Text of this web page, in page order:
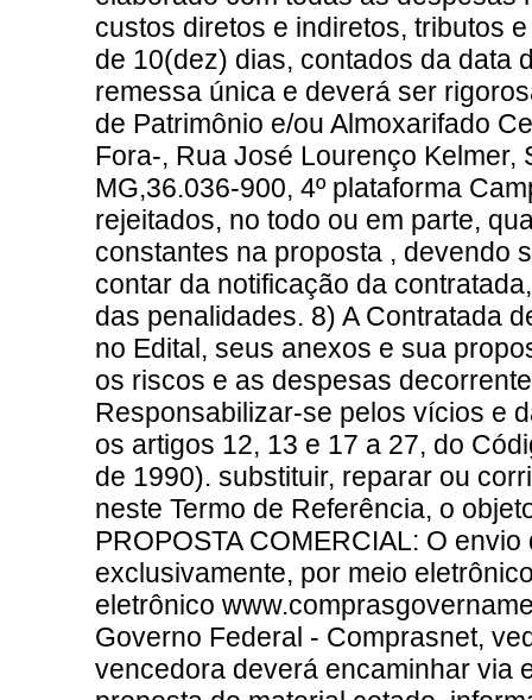
custos diretos e indiretos, tributos
de 10(dez) dias, contados da data
remessa única e deverá ser
de Patrimônio e/ou Almoxarifado
Fora-, Rua José Lourenço Kelmer,
MG,36.036-900, 4º plataforma
rejeitados, no todo ou em parte,
constantes na proposta , devendo
contar da notificação da
das penalidades. 8) A Contratada
no Edital, seus anexos e sua
os riscos e as despesas
Responsabilizar-se pelos vícios e
os artigos 12, 13 e 17 a 27, do
de 1990). substituir, reparar ou
neste Termo de Referência, o
PROPOSTA COMERCIAL: O
exclusivamente, por meio
eletrônico
Governo Federal - Comprasnet,
vencedora deverá encaminhar via